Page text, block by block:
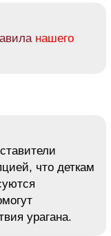
нашего
что деткам
урагана.